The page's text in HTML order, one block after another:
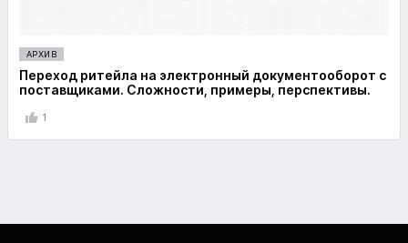
АРХИВ
Переход ритейла на электронный документооборот с
поставщиками. Сложности, примеры, перспективы.
1